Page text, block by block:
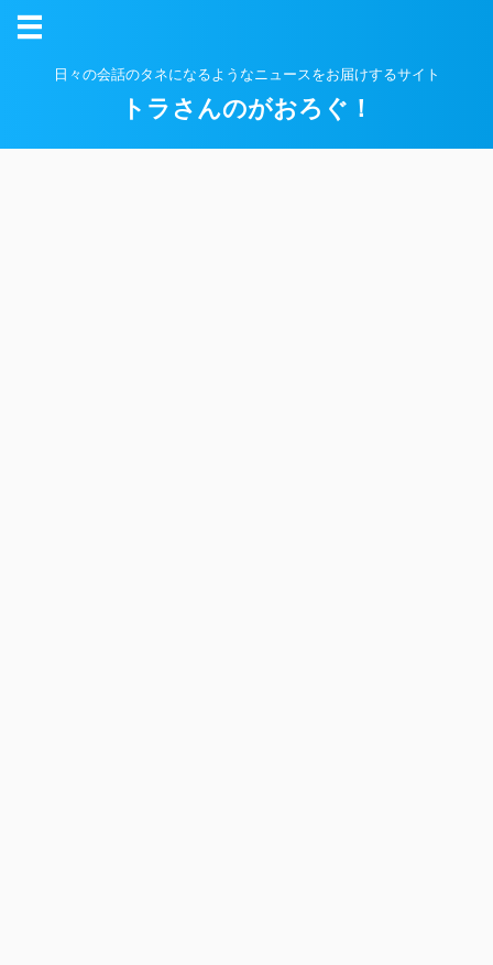
日々の会話のタネになるようなニュースをお届けするサイト
トラさんのがおろぐ！